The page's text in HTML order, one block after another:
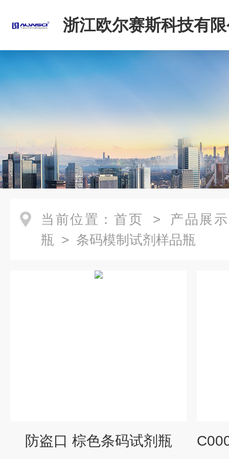
浙江欧尔赛斯科技有
当前位置： 首页 > 产品展示
瓶 > 条码模制试剂样品瓶
防盗口 棕色条码试剂瓶